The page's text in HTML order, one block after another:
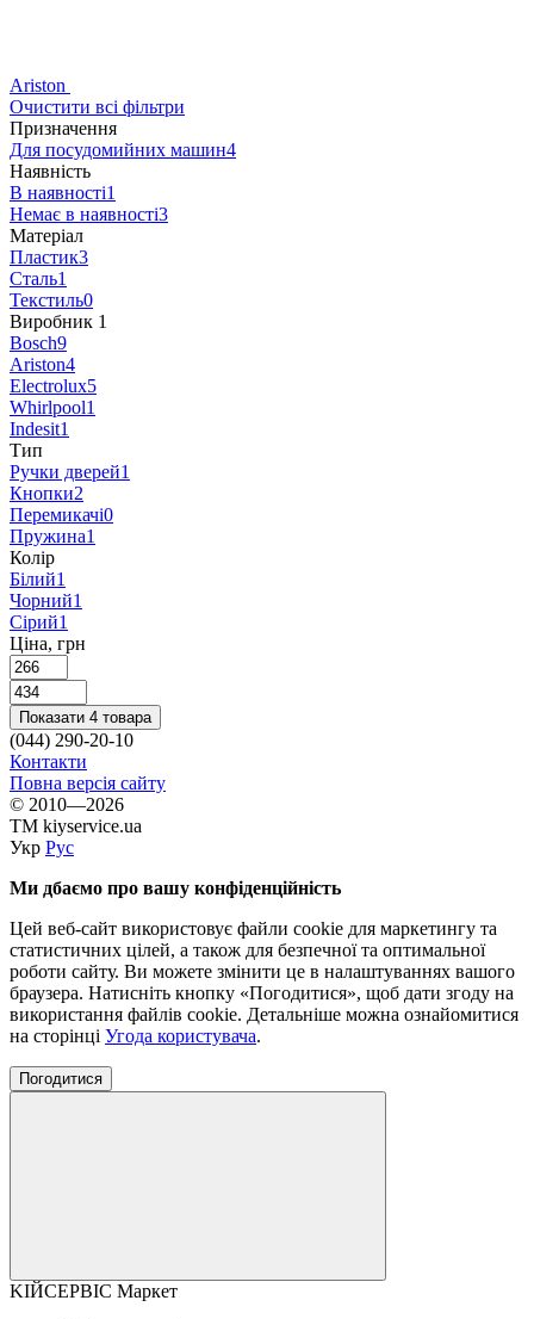
Ariston
Очистити всі фільтри
Призначення
Для посудомийних машин4
Наявність
В наявності1
Немає в наявності3
Матеріал
Пластик3
Сталь1
Текстиль0
Виробник 1
Bosch9
Ariston4
Electrolux5
Whirlpool1
Indesit1
Тип
Ручки дверей1
Кнопки2
Перемикачі0
Пружина1
Колір
Білий1
Чорний1
Сірий1
Ціна, грн
Показати 4 товара
(044) 290-20-10
Контакти
Повна версія сайту
© 2010—2026
TM kiyservice.ua
Укр Рус
Ми дбаємо про вашу конфіденційність
Цей веб-сайт використовує файли cookie для маркетингу та
статистичних цілей, а також для безпечної та оптимальної
роботи сайту. Ви можете змінити це в налаштуваннях вашого
браузера. Натисніть кнопку «Погодитися», щоб дати згоду на
використання файлів cookie. Детальніше можна ознайомитися
на сторінці Угода користувача.
Погодитися
KІЙСЕРВІС Маркет